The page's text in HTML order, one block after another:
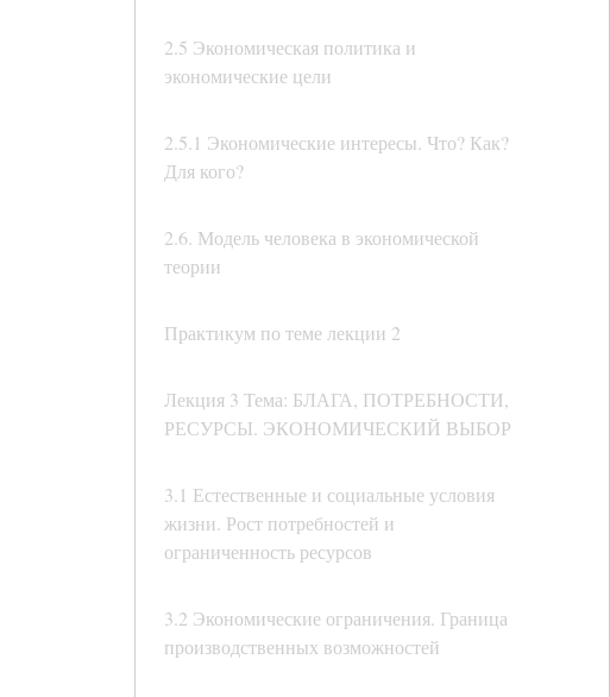
2.5 Экономическая политика и
экономические цели
2.5.1 Экономические интересы. Что? Как?
Для кого?
2.6. Модель человека в экономической
теории
Практикум по теме лекции 2
Лекция 3 Тема: БЛАГА, ПОТРЕБНОСТИ,
РЕСУРСЫ. ЭКОНОМИЧЕСКИЙ ВЫБОР
3.1 Естественные и социальные условия
жизни. Рост потребностей и
ограниченность ресурсов
3.2 Экономические ограничения. Граница
производственных возможностей